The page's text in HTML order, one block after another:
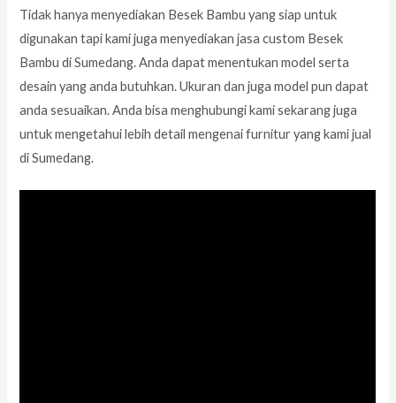
Tidak hanya menyediakan Besek Bambu yang siap untuk
digunakan tapi kami juga menyediakan jasa custom Besek
Bambu di Sumedang. Anda dapat menentukan model serta
desain yang anda butuhkan. Ukuran dan juga model pun dapat
anda sesuaikan. Anda bisa menghubungi kami sekarang juga
untuk mengetahui lebih detail mengenai furnitur yang kami jual
di Sumedang.